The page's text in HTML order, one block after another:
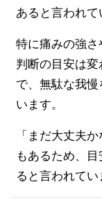
あると言われて
特に痛みの強
判断の目安は
で、無駄な我
います。
「まだ大丈夫
もあるため、
ると言われてい